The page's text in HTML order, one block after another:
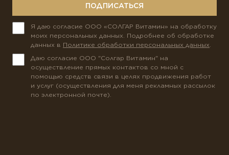
ПОДПИСАТЬСЯ
Я даю согласие ООО «СОЛГАР Витамин» на обработку
моих персональных данных. Подробнее об обработке
данных в Политике обработки персональных данных.
Даю согласие ООО "Солгар Витамин" на
осуществление прямых контактов со мной с
помощью средств связи в целях продвижения работ
и услуг (осуществления для меня рекламных рассылок
по электронной почте).